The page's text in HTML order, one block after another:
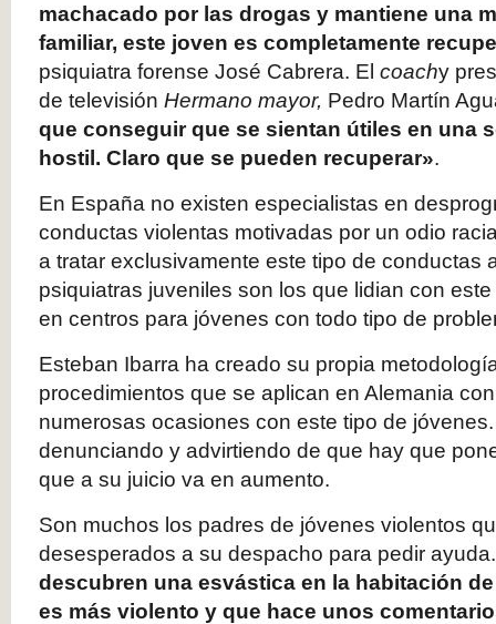
machacado por las drogas y mantiene una
familiar, este joven es completamente
psiquiatra forense José Cabrera. El coachy
de televisión Hermano mayor, Pedro Martín
que conseguir que se sientan útiles en una
hostil. Claro que se pueden recuperar».
En España no existen especialistas en
conductas violentas motivadas por un odio
a tratar exclusivamente este tipo de conductas
psiquiatras juveniles son los que lidian con
en centros para jóvenes con todo tipo de
Esteban Ibarra ha creado su propia
procedimientos que se aplican en Alemania
numerosas ocasiones con este tipo de
denunciando y advirtiendo de que hay que
que a su juicio va en aumento.
Son muchos los padres de jóvenes violentos
desesperados a su despacho para pedir
descubren una esvástica en la habitación
es más violento y que hace unos